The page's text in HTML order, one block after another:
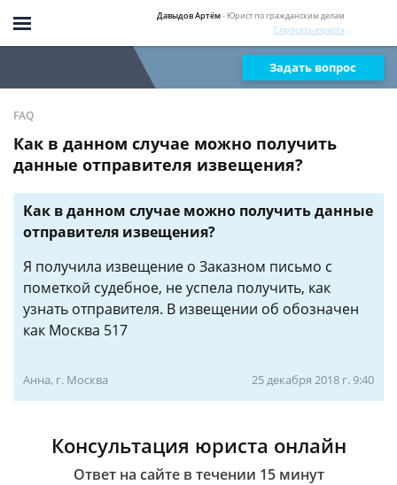
Давыдов Артём- Юрист по гражданским делам
Спросить юриста
Задать вопрос
FAQ
Как в данном случае можно получить
данные отправителя извещения?
Как в данном случае можно получить данные
отправителя извещения?
Я получила извещение о Заказном письмо с
пометкой судебное, не успела получить, как
узнать отправителя. В извещении об обозначен
как Москва 517
Анна, г. Москва 25 декабря 2018 г. 9:40
Консультация юриста онлайн
Ответ на сайте в течении 15 минут